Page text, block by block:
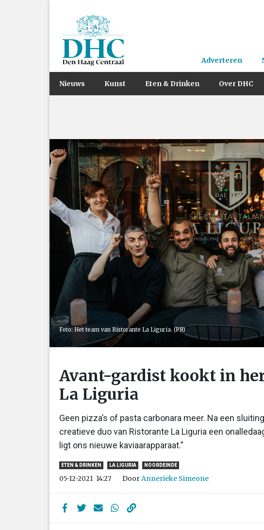
Adverteren
Nieuws Kunst Eten & Drinken Over DHC
Foto: Het team van Ristorante La Liguria. (PR)
Avant-gardist kookt in
La Liguria
Geen pizza’s of pasta carbonara meer. Na een
creatieve duo van Ristorante La Liguria een
ligt ons nieuwe kaviaarapparaat.”
ETEN & DRINKEN LA LIGURIA NOORDEINDE
05-12-2021 14:27 Door Annerieke Simeone